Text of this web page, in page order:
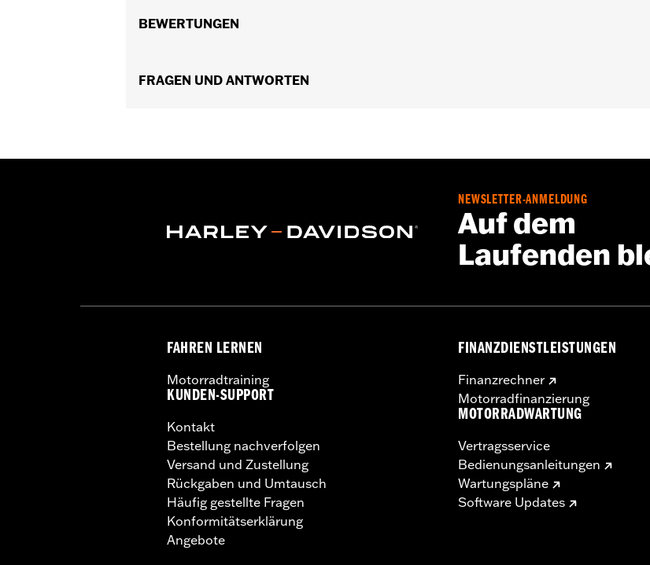
Installationsanleitung
Breite:23.1 Inches
Gesamthöhe des Windschildes:23.0
BEWERTUNGEN
FRAGEN UND ANTWORTEN
NEWSLETTER-ANMELDUNG
Auf dem
Laufenden
FAHREN LERNEN
Motorradtraining
KUNDEN-SUPPORT
Kontakt
Bestellung nachverfolgen
Versand und Zustellung
Rückgaben und Umtausch
Häufig gestellte Fragen
Konformitätserklärung
Angebote
FINANZDIENSTLEISTUNGEN
Finanzrechner
Motorradfinanzierung
MOTORRADWARTUNG
Vertragsservice
Bedienungsanleitungen
Wartungspläne
Software Updates